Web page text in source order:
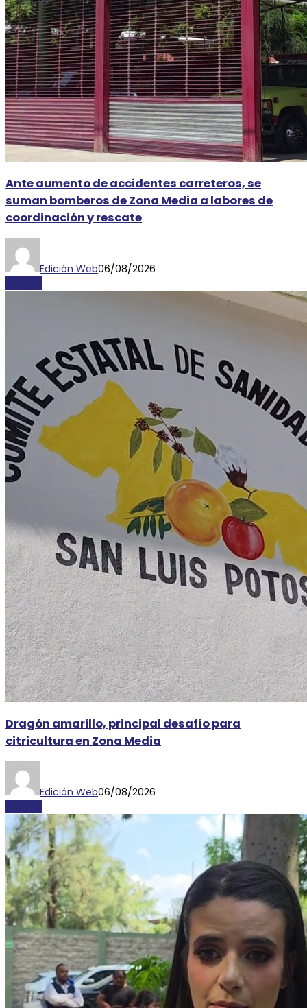
Ante aumento de accidentes carreteros, se
suman bomberos de Zona Media a labores de
coordinación y rescate
Edición Web06/08/2026
Dragón amarillo, principal desafío para
citricultura en Zona Media
Edición Web06/08/2026